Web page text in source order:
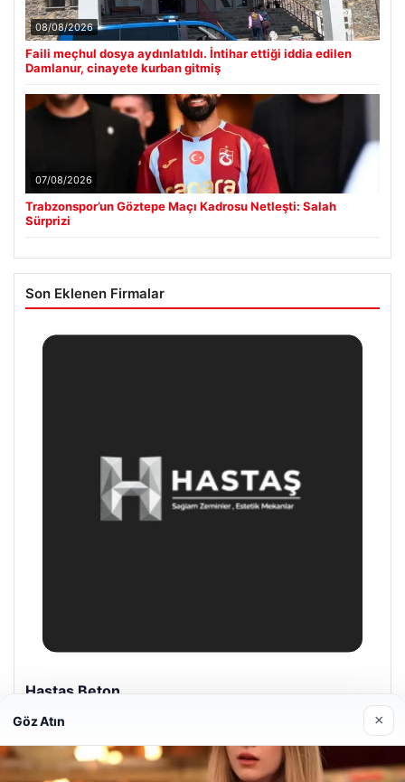
08/08/2026
Faili meçhul dosya aydınlatıldı. İntihar ettiği iddia edilen
Damlanur, cinayete kurban gitmiş
07/08/2026
Trabzonspor’un Göztepe Maçı Kadrosu Netleşti: Salah
Sürprizi
Son Eklenen Firmalar
Prenses Night Club
Göz Atın ×